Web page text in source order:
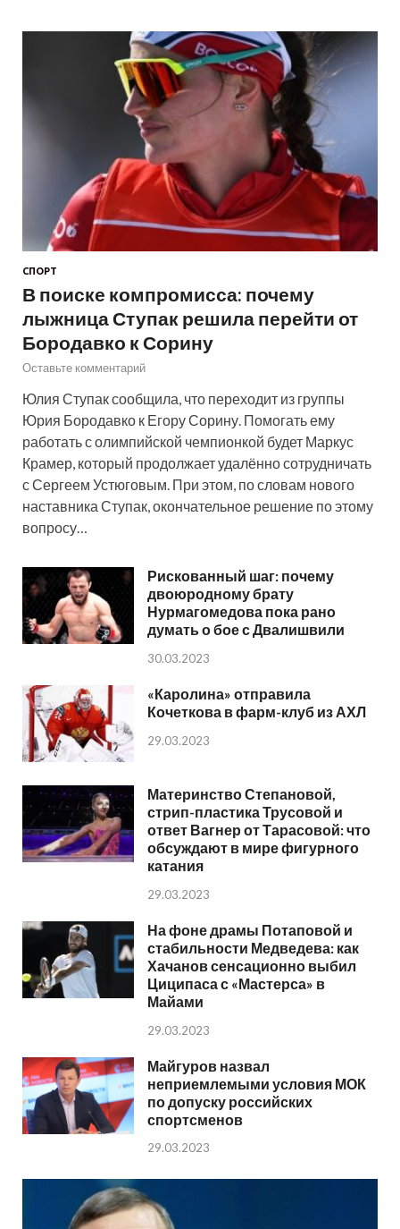
СПОРТ
В поиске компромисса: почему
лыжница Ступак решила перейти от
Бородавко к Сорину
Оставьте комментарий
Юлия Ступак сообщила, что переходит из группы
Юрия Бородавко к Егору Сорину. Помогать ему
работать с олимпийской чемпионкой будет Маркус
Крамер, который продолжает удалённо сотрудничать
с Сергеем Устюговым. При этом, по словам нового
наставника Ступак, окончательное решение по этому
вопросу…
Рискованный шаг: почему
двоюродному брату
Нурмагомедова пока рано
думать о бое с Двалишвили
30.03.2023
«Каролина» отправила
Кочеткова в фарм-клуб из АХЛ
29.03.2023
Материнство Степановой,
стрип-пластика Трусовой и
ответ Вагнер от Тарасовой: что
обсуждают в мире фигурного
катания
29.03.2023
На фоне драмы Потаповой и
стабильности Медведева: как
Хачанов сенсационно выбил
Циципаса с «Мастерса» в
Майами
29.03.2023
Майгуров назвал
неприемлемыми условия МОК
по допуску российских
спортсменов
29.03.2023